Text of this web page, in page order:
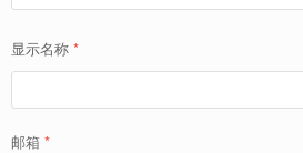
显示名称 *
邮箱 *